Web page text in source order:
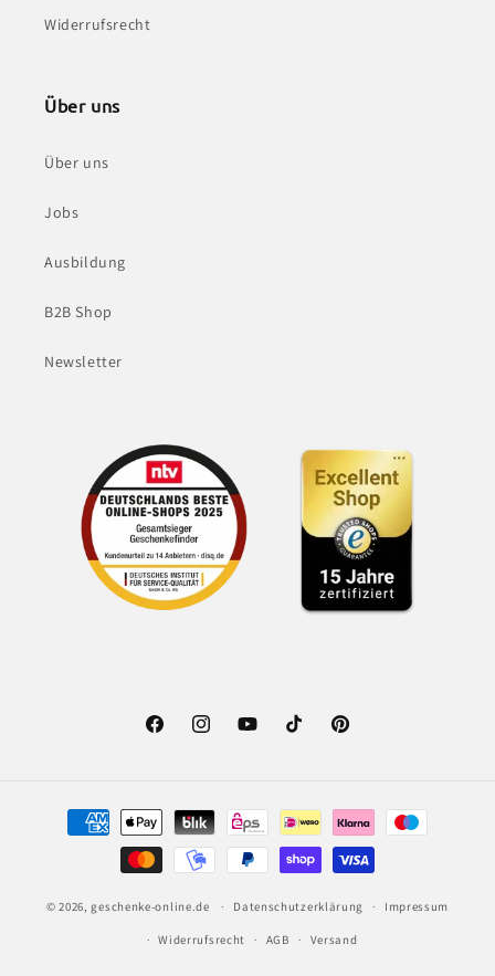
Widerrufsrecht
Über uns
Über uns
Jobs
Ausbildung
B2B Shop
Newsletter
FacebookInstagramYouTubeTikTok Pinterest
Zahlungsmethoden
© 2026,geschenke-online.de Datenschutzerklärung Impressum
Widerrufsrecht AGB Versand